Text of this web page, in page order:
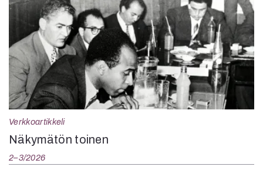
Verkkoartikkeli
Näkymätön toinen
2–3/2026